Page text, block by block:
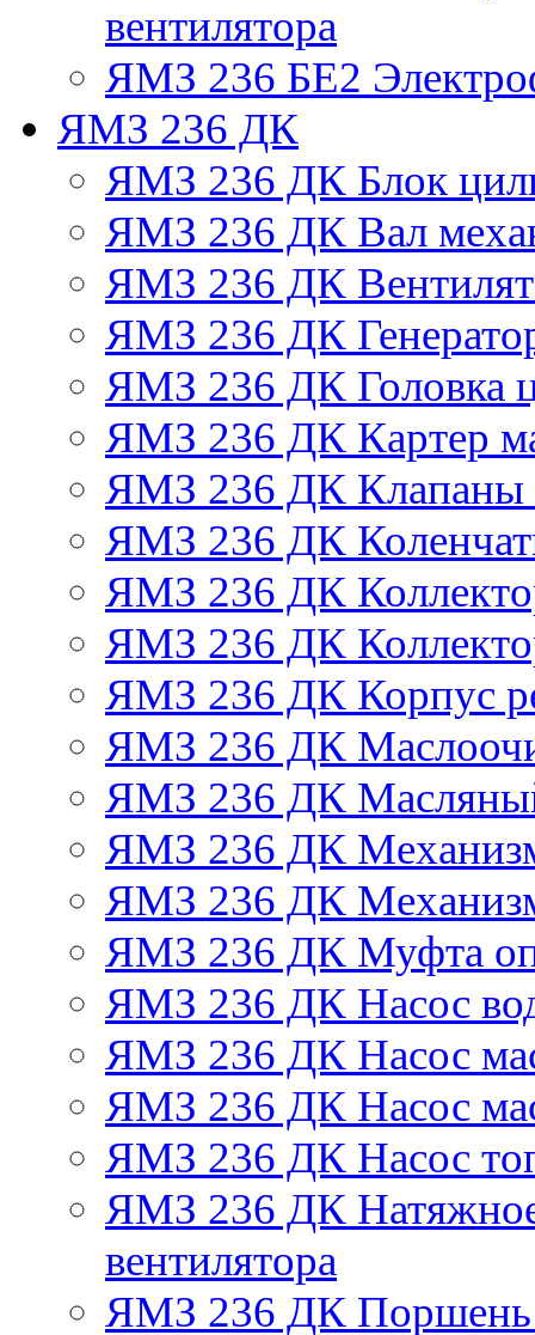
вентилятора
ЯМЗ 236 БЕ2
ЯМЗ 236 ДК
ЯМЗ 236 ДК Блок
ЯМЗ 236 ДК Вал
ЯМЗ 236 ДК
ЯМЗ 236 ДК
ЯМЗ 236 ДК Головка
ЯМЗ 236 ДК Картер
ЯМЗ 236 ДК Клапаны
ЯМЗ 236 ДК
ЯМЗ 236 ДК
ЯМЗ 236 ДК
ЯМЗ 236 ДК Корпус
ЯМЗ 236 ДК
ЯМЗ 236 ДК
ЯМЗ 236 ДК
ЯМЗ 236 ДК
ЯМЗ 236 ДК Муфта
ЯМЗ 236 ДК Насос
ЯМЗ 236 ДК Насос
ЯМЗ 236 ДК Насос
ЯМЗ 236 ДК Насос
ЯМЗ 236 ДК Натяжное
вентилятора
ЯМЗ 236 ДК Поршень